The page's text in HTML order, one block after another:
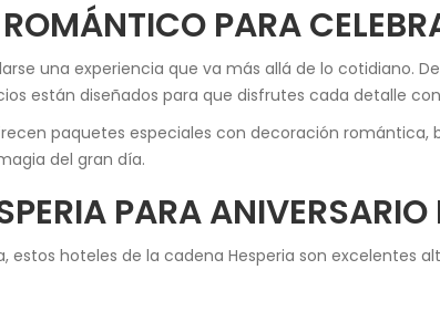
PARA
una experiencia que va más allá de lo cotidiano.
están diseñados para que disfrutes cada detalle
paquetes especiales con decoración romántica,
del gran día.
PARA ANIVERSARIO
estos hoteles de la cadena Hesperia son excelentes